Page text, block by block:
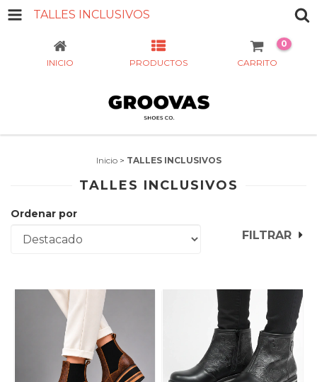
TALLES INCLUSIVOS
INICIO PRODUCTOS CARRITO
0
Inicio > TALLES INCLUSIVOS
TALLES INCLUSIVOS
Ordenar por
FILTRAR